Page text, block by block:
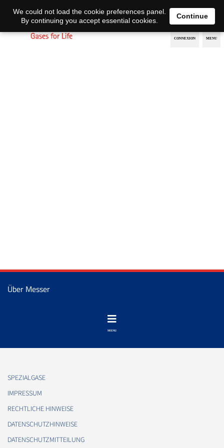
EN DE
Über Messer
SPEZIALGASE
IMPRESSUM
RECHTLICHE HINWEISE
DATENSCHUTZHINWEISE
DATENSCHUTZMITTEILUNG
We could not load the cookie preferences panel.
By continuing you accept essential cookies.
Continue